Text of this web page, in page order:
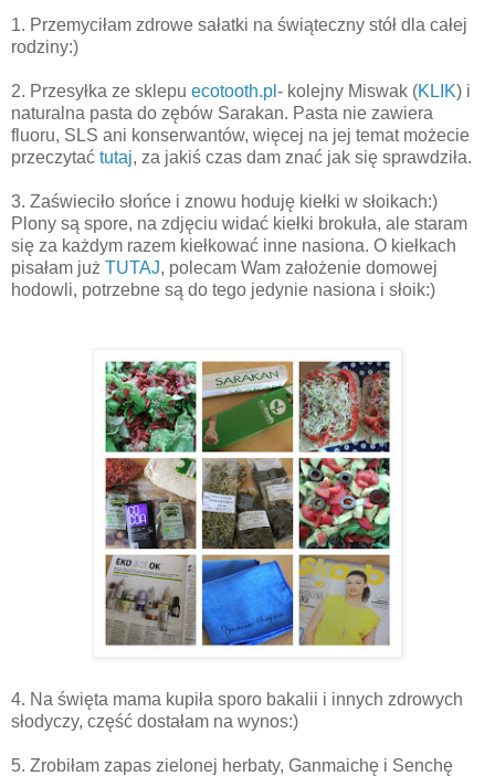
1. Przemyciłam zdrowe sałatki na świąteczny stół dla całej
rodziny:)
2. Przesyłka ze sklepu ecotooth.pl - kolejny Miswak (KLIK) i
naturalna pasta do zębów Sarakan. Pasta nie zawiera
fluoru, SLS ani konserwantów, więcej na jej temat możecie
przeczytać tutaj, za jakiś czas dam znać jak się sprawdziła.
3. Zaświeciło słońce i znowu hoduję kiełki w słoikach:)
Plony są spore, na zdjęciu widać kiełki brokuła, ale staram
się za każdym razem kiełkować inne nasiona. O kiełkach
pisałam już TUTAJ, polecam Wam założenie domowej
hodowli, potrzebne są do tego jedynie nasiona i słoik:)
4. Na święta mama kupiła sporo bakalii i innych zdrowych
słodyczy, część dostałam na wynos:)
5. Zrobiłam zapas zielonej herbaty, Ganmaichę i Senchę